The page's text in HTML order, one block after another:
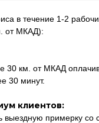
в течение 1-2
от МКАД):
30 км. от МКАД
30 минут.
клиентов:
примерку со